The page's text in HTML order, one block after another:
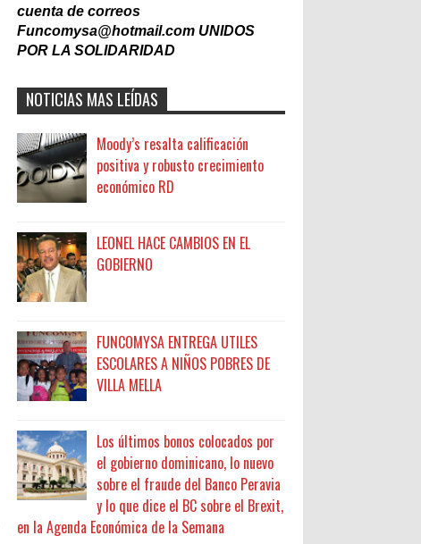
cuenta de correos
Funcomysa@hotmail.com UNIDOS
POR LA SOLIDARIDAD
NOTICIAS MAS LEÍDAS
Moody’s resalta calificación
positiva y robusto crecimiento
económico RD
LEONEL HACE CAMBIOS EN EL
GOBIERNO
FUNCOMYSA ENTREGA UTILES
ESCOLARES A NIÑOS POBRES DE
VILLA MELLA
Los últimos bonos colocados por
el gobierno dominicano, lo nuevo
sobre el fraude del Banco Peravia
y lo que dice el BC sobre el Brexit,
en la Agenda Económica de la Semana